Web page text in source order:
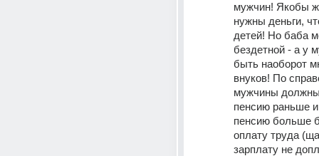
мужчин! Якобы
нужны деньги,
детей! Но баба
бездетной - а у
быть наоборот
внуков! По
мужчины
пенсию раньше
пенсию больше
оплату труда
зарплату не